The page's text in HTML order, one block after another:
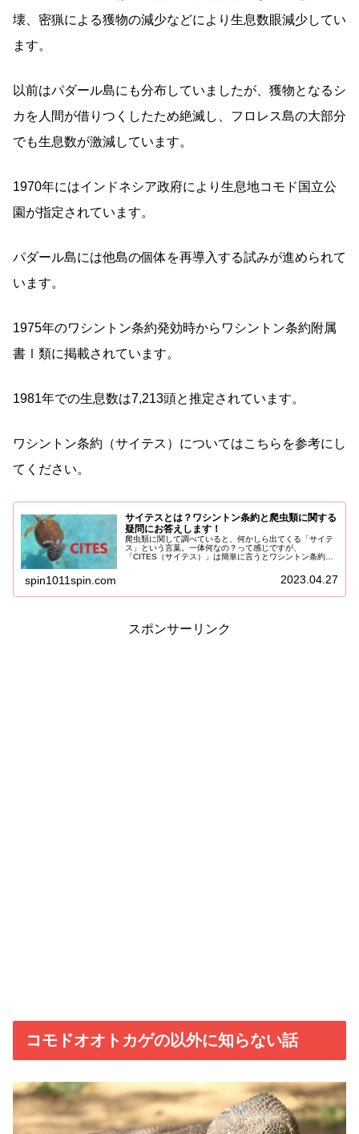
壊、密猟による獲物の減少などにより生息数眼減少してい
ます。
以前はパダール島にも分布していましたが、獲物となるシ
カを人間が借りつくしたため絶滅し、フロレス島の大部分
でも生息数が激減しています。
1970年にはインドネシア政府により生息地コモド国立公
園が指定されています。
パダール島には他島の個体を再導入する試みが進められて
います。
1975年のワシントン条約発効時からワシントン条約附属
書Ⅰ類に掲載されています。
1981年での生息数は7,213頭と推定されています。
ワシントン条約（サイテス）についてはこちらを参考にし
てください。
サイテスとは？ワシントン条約と爬虫類に関する
疑問にお答えします！
爬虫類に関して調べていると、何かしら出てくる「サイテ
ス」という言葉。一体何なの？って感じですが、
「CITES（サイテス）」は簡単に言うとワシントン条約の
spin1011spin.com 2023.04.27
スポンサーリンク
コモドオオトカゲの以外に知らない話